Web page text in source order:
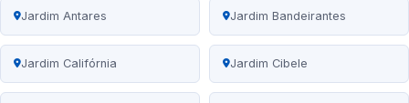
Jardim Antares Jardim Bandeirantes
Jardim Califórnia Jardim Cibele